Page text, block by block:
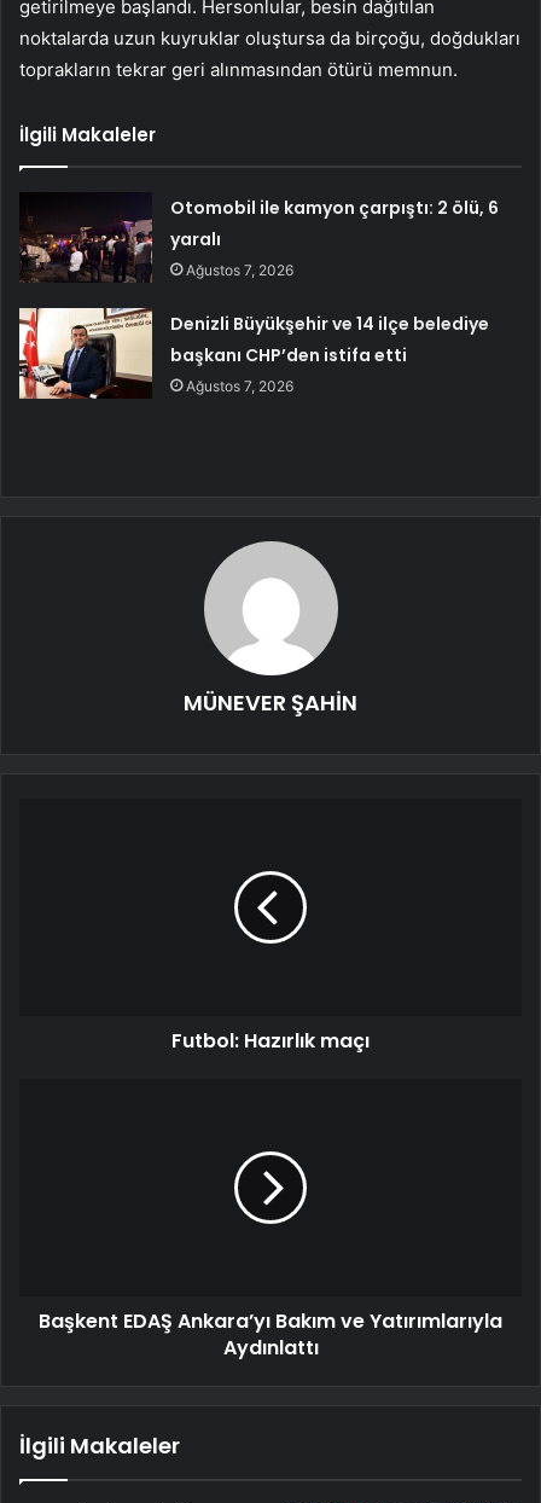
getirilmeye başlandı. Hersonlular, besin dağıtılan
noktalarda uzun kuyruklar oluştursa da birçoğu, doğdukları
toprakların tekrar geri alınmasından ötürü memnun.
İlgili Makaleler
Otomobil ile kamyon çarpıştı: 2 ölü, 6
yaralı
Ağustos 7, 2026
Denizli Büyükşehir ve 14 ilçe belediye
başkanı CHP’den istifa etti
Ağustos 7, 2026
MÜNEVER ŞAHİN
Futbol: Hazırlık maçı
Başkent EDAŞ Ankara’yı Bakım ve Yatırımlarıyla
Aydınlattı
İlgili Makaleler